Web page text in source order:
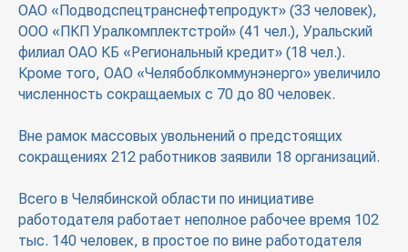
ОАО «Подводспецтранснефтепродукт» (33 человек),
ООО «ПКП Уралкомплектстрой» (41 чел.), Уральский
филиал ОАО КБ «Региональный кредит» (18 чел.).
Кроме того, ОАО «Челябоблкоммунэнерго» увеличило
численность сокращаемых с 70 до 80 человек.
Вне рамок массовых увольнений о предстоящих
сокращениях 212 работников заявили 18 организаций.
Всего в Челябинской области по инициативе
работодателя работает неполное рабочее время 102
тыс. 140 человек, в простое по вине работодателя